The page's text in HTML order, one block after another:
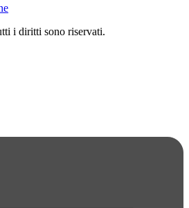
i diritti sono riservati.